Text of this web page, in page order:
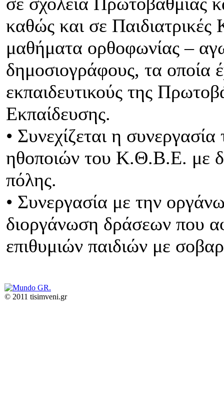
καθώς και σε Παιδιατρικές
μαθήματα ορθοφωνίας –
δημοσιογράφους, τα οποία
εκπαιδευτικούς της
Εκπαίδευσης.
• Συνεχίζεται η
ηθοποιών του Κ.Θ.Β.Ε. με
πόλης.
• Συνεργασία με την
διοργάνωση δράσεων που
επιθυμιών παιδιών με
© 2011 tisimveni.gr